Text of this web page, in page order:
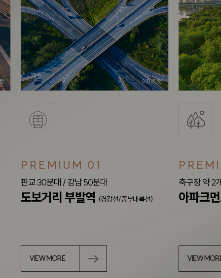
PREMIUM 01
판교 30분대 / 강남 50분대
도보거리 부발역 (경강선/중부내륙선)
VIEW MORE
축구장 약 2
아파크
VIEW